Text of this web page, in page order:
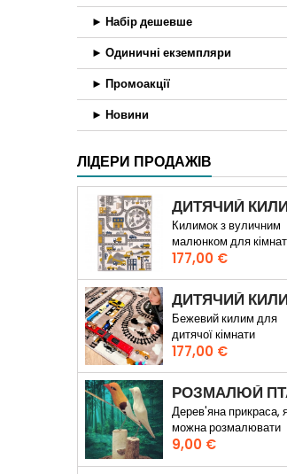
► Набір дешевше
► Одиничні екземпляри
► Промоакції
► Новини
ЛІДЕРИ ПРОДАЖІВ
Килимок з вуличним
малюнком для
хлопчика
Ціна
177,00 €
Бежевий килим для
дитячої кімнати
Ціна
177,00 €
Дерев'яна прикраса,
можна розмалювати
власноруч
Ціна
9,00 €